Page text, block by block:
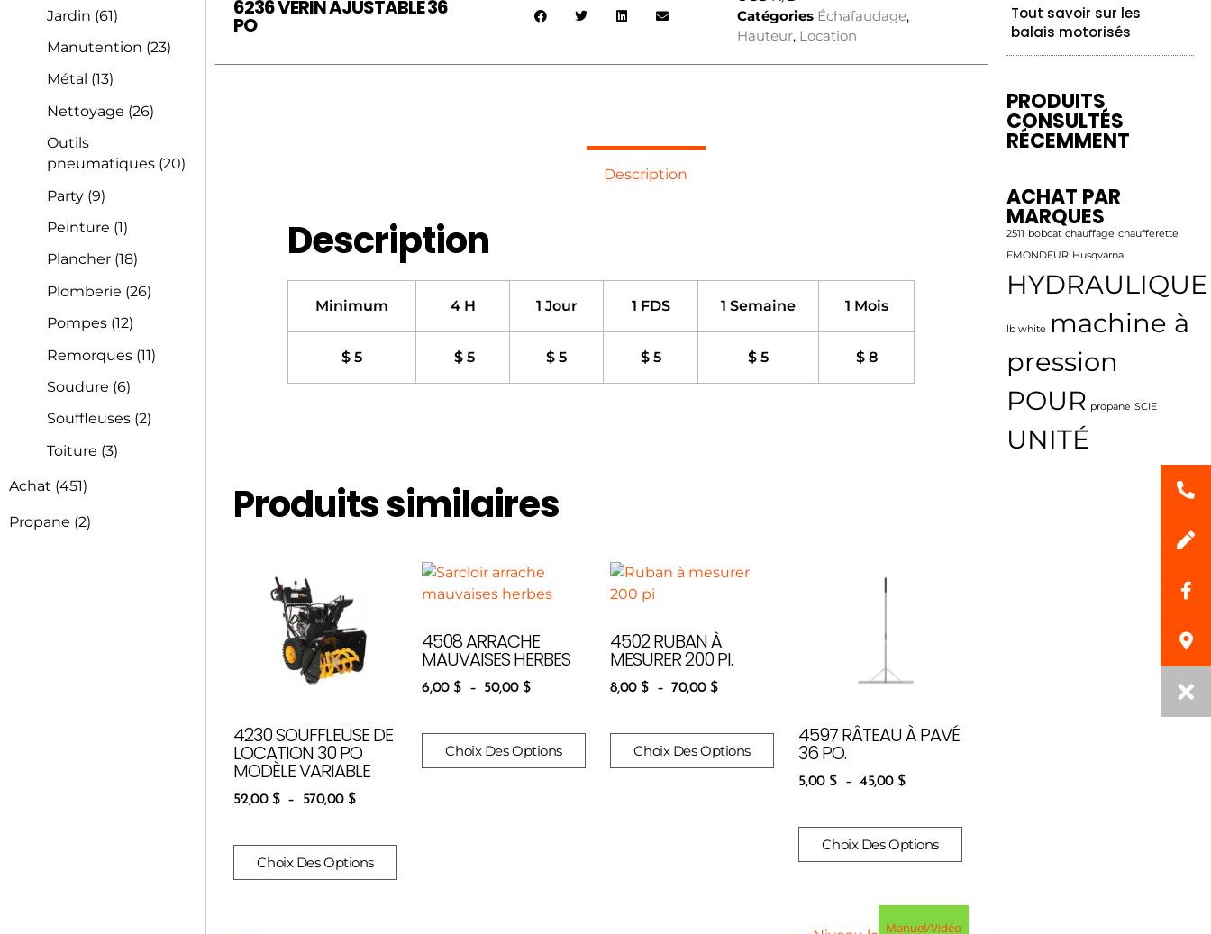
Jardin (61)
Manutention (23)
Métal (13)
Nettoyage (26)
Outils
pneumatiques (20)
Party (9)
Peinture (1)
Plancher (18)
Plomberie (26)
Pompes (12)
Remorques (11)
Soudure (6)
Souffleuses (2)
Toiture (3)
Achat (451)
Propane (2)
6236 VÉRIN AJUSTABLE 36
PO
Catégories Échafaudage,
Hauteur, Location
Description
Description
Minimum 4 H 1 Jour 1 FDS 1 Semaine 1 Mois
$ 5 $ 5 $ 5 $ 5 $ 5 $ 8
Produits similaires
4230 SOUFFLEUSE DE
LOCATION 30 PO
MODÈLE VARIABLE
52,00 $ – 570,00 $
Choix Des Options
4508 ARRACHE
MAUVAISES HERBES
6,00 $ – 50,00 $
Choix Des Options
4502 RUBAN À
MESURER 200 PI.
8,00 $ – 70,00 $
Choix Des Options
4597 RÂTEAU À PAVÉ
36 PO.
5,00 $ – 45,00 $
Choix Des Options
Manuel/Vidéo
Tout savoir sur les
balais motorisés
PRODUITS
CONSULTÉS
RÉCEMMENT
ACHAT PAR
MARQUES
2511 bobcat chauffage chaufferette
EMONDEUR Husqvarna
HYDRAULIQUE
lb white machine à
pression
POUR propane SCIE
UNITÉ